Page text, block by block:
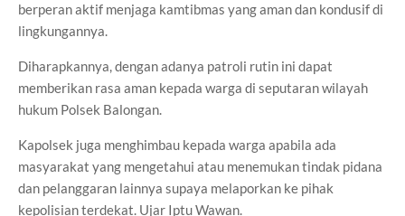
berperan aktif menjaga kamtibmas yang aman dan kondusif di
lingkungannya.
Diharapkannya, dengan adanya patroli rutin ini dapat
memberikan rasa aman kepada warga di seputaran wilayah
hukum Polsek Balongan.
Kapolsek juga menghimbau kepada warga apabila ada
masyarakat yang mengetahui atau menemukan tindak pidana
dan pelanggaran lainnya supaya melaporkan ke pihak
kepolisian terdekat. Ujar Iptu Wawan.